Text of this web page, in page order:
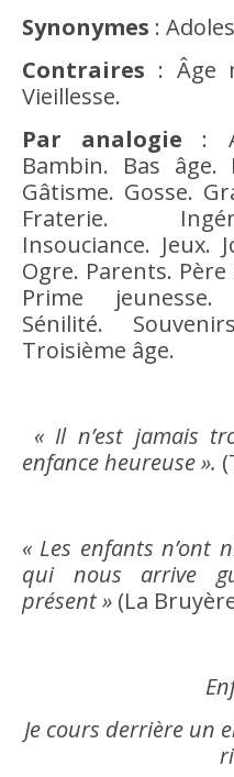
Synonymes :
Contraires : Âge
Vieillesse.
Par analogie :
Bambin. Bas âge.
Gâtisme. Gosse.
Fraterie.
Insouciance.
Ogre. Parents.
Prime jeunesse.
Sénilité. Souvenirs
Troisième âge.
« Il n’est jamais
enfanceheureuse ».
« Les enfants n’ont
qui nous arrive
présent » (La
Je cours derrière un